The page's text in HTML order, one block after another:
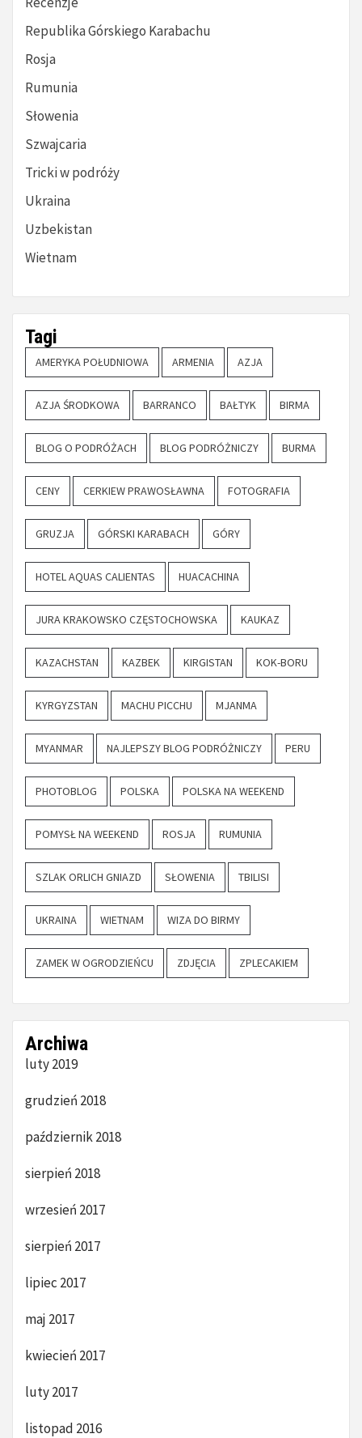
Republika Górskiego Karabachu
Rosja
Rumunia
Słowenia
Szwajcaria
Tricki w podróży
Ukraina
Uzbekistan
Wietnam
Tagi
AMERYKA POŁUDNIOWA ARMENIA AZJA
AZJA ŚRODKOWA BARRANCO BAŁTYK BIRMA
BLOG O PODRÓŻACH BLOG PODRÓŻNICZY BURMA
CENY CERKIEW PRAWOSŁAWNA FOTOGRAFIA
GRUZJA GÓRSKI KARABACH GÓRY
HOTEL AQUAS CALIENTAS HUACACHINA
JURA KRAKOWSKO CZĘSTOCHOWSKA KAUKAZ
KAZACHSTAN KAZBEK KIRGISTAN KOK-BORU
KYRGYZSTAN MACHU PICCHU MJANMA
MYANMAR NAJLEPSZY BLOG PODRÓŻNICZY PERU
PHOTOBLOG POLSKA POLSKA NA WEEKEND
POMYSŁ NA WEEKEND ROSJA RUMUNIA
SZLAK ORLICH GNIAZD SŁOWENIA TBILISI
UKRAINA WIETNAM WIZA DO BIRMY
ZAMEK W OGRODZIEŃCU ZDJĘCIA ZPLECAKIEM
Archiwa
luty 2019
grudzień 2018
październik 2018
sierpień 2018
wrzesień 2017
sierpień 2017
lipiec 2017
maj 2017
kwiecień 2017
luty 2017
listopad 2016